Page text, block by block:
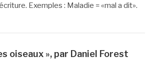
Exemples : Maladie = «mal a dit».
oiseaux », par Daniel Forest